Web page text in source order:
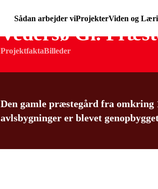
Sådan arbejder viProjekterViden og
Vedersø Gl.
ProjektfaktaBilleder
Den gamle præstegård fra omkring
avlsbygninger er blevet